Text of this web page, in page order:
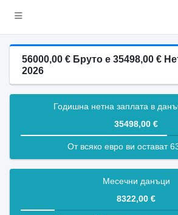
56000,00 € Бруто е 35498,00 €
2026
Годишна нетна заплата в
35498,00 €
От всяко евро ви остават
Месечни данъци
8322,00 €